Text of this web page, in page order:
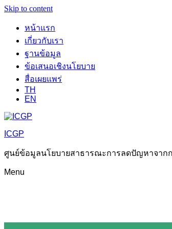
Skip to content
หน้าแรก
เกี่ยวกับเรา
ฐานข้อมูล
ข้อเสนอเชิงนโยบาย
สื่อเผยแพร่
TH
EN
ICGP
ศูนย์ข้อมูลนโยบายสาธารณะการลดปัญหาจาก
Menu